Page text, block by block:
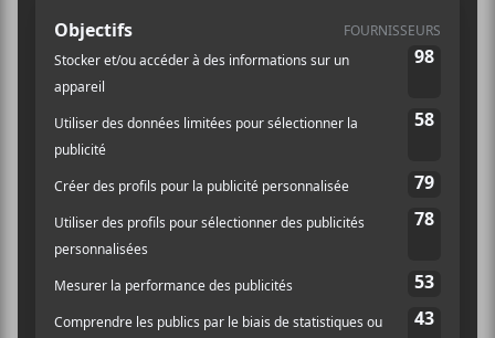
Catégorie d’Évènement:
Spectacle
https://lepointdevente.com/billets/pelch-
supplementaire